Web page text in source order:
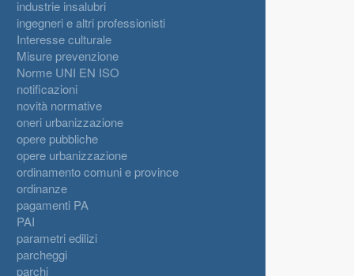
industrie insalubri
ingegneri e altri professionisti
Interesse culturale
Misure prevenzione
Norme UNI EN ISO
notificazioni
novità normative
oneri urbanizzazione
opere pubbliche
opere urbanizzazione
ordinamento comuni e province
ordinanze
pagamenti PA
PAI
parametri edilizi
parcheggi
parchi